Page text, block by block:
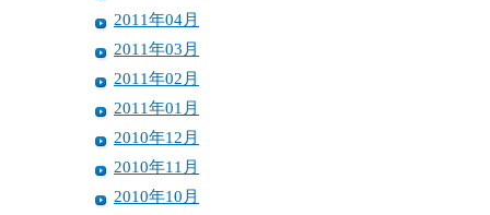
2011年04月
2011年03月
2011年02月
2011年01月
2010年12月
2010年11月
2010年10月